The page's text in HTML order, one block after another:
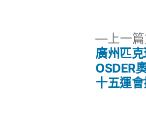
上一
廣州匹
OSDER
十五運